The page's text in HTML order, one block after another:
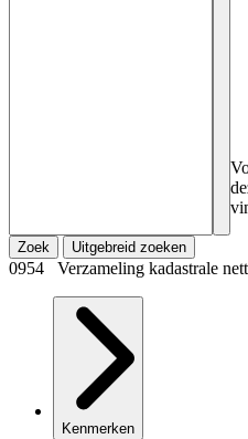
Zoek Uitgebreid zoeken
0954 Verzameling kadastrale
Kenmerken